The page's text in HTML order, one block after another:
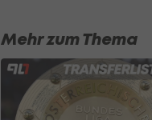
Mehr zum Thema